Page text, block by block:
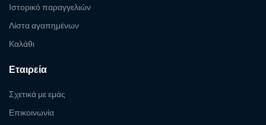
Ιστορικό παραγγελιών
Λίστα αγαπημένων
Καλάθι
Εταιρεία
Σχετικά με εμάς
Επικοινωνία